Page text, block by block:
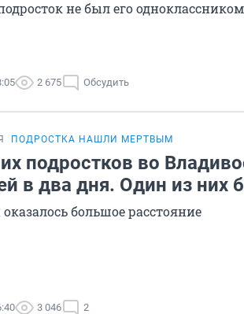
не был его одноклассником
2 675 Обсудить
ПОДРОСТКА НАШЛИ МЕРТВЫМ
подростков во
в два дня. Один из них
большое расстояние
3 046 2